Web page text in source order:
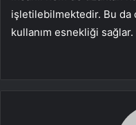
işletilebilmektedir. Bu da
kullanım esnekliği sağlar.